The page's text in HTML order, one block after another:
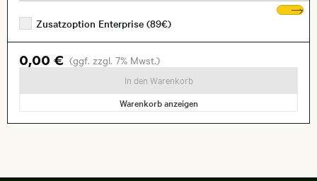
Zusatzoption Enterprise (89€)
0,00 € (ggf. zzgl. 7% Mwst.)
In den Warenkorb
Warenkorb anzeigen